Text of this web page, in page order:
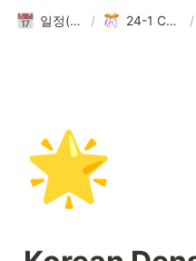
일정(활동 DB) / 24-1 Conference /
🌟